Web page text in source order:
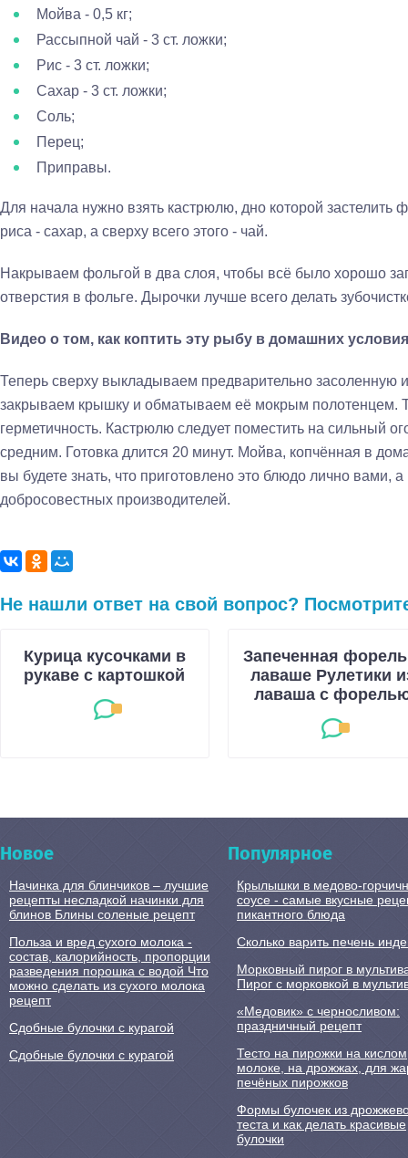
Мойва - 0,5 кг;
Рассыпной чай - 3 ст. ложки;
Рис - 3 ст. ложки;
Сахар - 3 ст. ложки;
Соль;
Перец;
Приправы.
Для начала нужно взять кастрюлю, дно которой застелить
риса - сахар, а сверху всего этого - чай.
Накрываем фольгой в два слоя, чтобы всё было хорошо
отверстия в фольге. Дырочки лучше всего делать
Видео о том, как коптить эту рыбу в домашних
Теперь сверху выкладываем предварительно
закрываем крышку и обматываем её мокрым полотенцем.
герметичность. Кастрюлю следует поместить на сильный
средним. Готовка длится 20 минут. Мойва, копчённая в
вы будете знать, что приготовлено это блюдо лично вами,
добросовестных производителей.
Не нашли ответ на свой вопрос?
Курица кусочками в
рукаве с картошкой
Запеченная
лаваше Рулетики
лаваша с
Новое
Начинка для блинчиков – лучшие
рецепты несладкой начинки для
блинов Блины соленые рецепт
Польза и вред сухого молока -
состав, калорийность, пропорции
разведения порошка с водой Что
можно сделать из сухого молока
рецепт
Сдобные булочки с курагой
Сдобные булочки с курагой
Популярное
Крылышки в медово-
соусе - самые вкусные
пикантного блюда
Сколько варить печень
Морковный пирог в
Пирог с морковкой в
«Медовик» с черносливом:
праздничный рецепт
Тесто на пирожки на кислом
молоке, на дрожжах, для
печёных пирожков
Формы булочек из
теста и как делать красивые
булочки